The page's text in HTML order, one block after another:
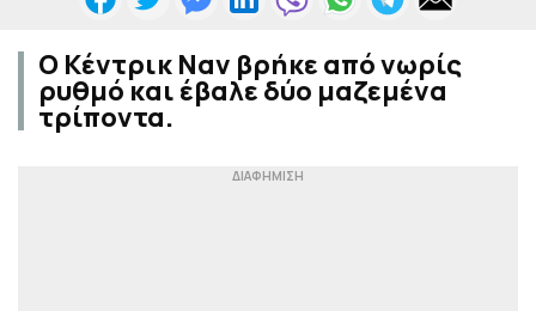
Ο Κέντρικ Ναν βρήκε από νωρίς
ρυθμό και έβαλε δύο μαζεμένα
τρίποντα.